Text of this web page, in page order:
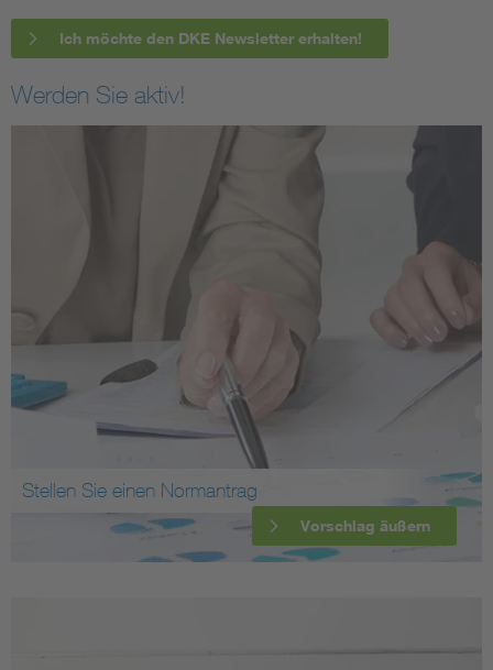
Ich möchte den DKE Newsletter erhalten!
Werden Sie aktiv!
Stellen Sie einen Normantrag
Vorschlag äußern